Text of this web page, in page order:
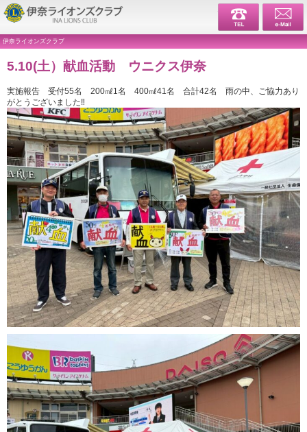
伊奈ライ
伊奈ライオンズクラブ
5.10(土）献血活動 ウニクス伊奈
実施報告 受付55名 200㎖1名 400㎖41名 合計42名 雨の中、ご協力あり
がとうございました‼